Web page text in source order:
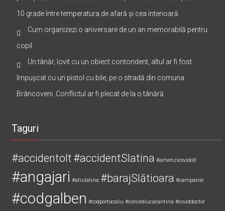
10 grade între temperatura de afară și cea interioară
Cum organizezi o aniversare de un an memorabilă pentru
copil
Un tânăr, lovit cu un obiect contondent, altul ar fi fost
împușcat cu un pistol cu bile, pe o stradă din comuna
Brâncoveni. Conflictul ar fi plecat de la o tânără
Taguri
#accidentolt #accidentSlatina #amenzicovidolt
#angajari #atislatina #barajSlătioara #campanie
#codgalben #codportocaliu #concediucarantina #coviddoctor